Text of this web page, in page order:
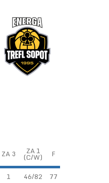
ZA 3 ZA 1
(C/W) F
1 46/82 77